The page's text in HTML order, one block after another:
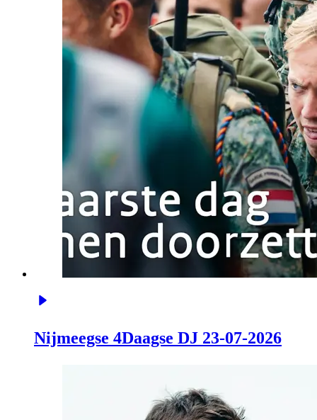
Nijmeegse 4Daagse DJ 23-07-2026